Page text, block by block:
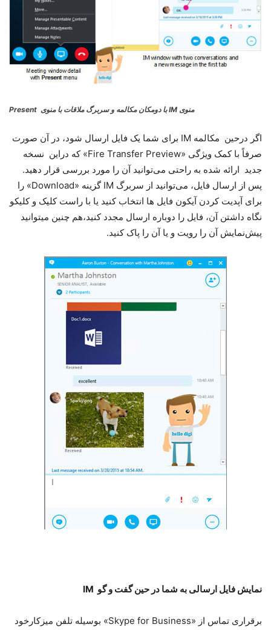
منوی IM با دومکان مکالمه و سربرگ ملاقات با منوی Present
اگر درحین مکالمه IM برای شما یک فایل ارسال شود، در آن صورت
صرفاً با کمک ویژگی «Fire Transfer Preview» که دراین نسخه
جدید ارائه شده به راحتی می‌توانید آن را مورد بررسی قرار دهید.
پس از ارسال فایل، می‌توانید از سربرگ IM گزینه «Download» را
برای آپدیت کردن آیکون فایل ها انتخاب کنید یا با راست ‌کلیک و کلیکو
نگاه داشتن آن، فایل را دوباره ارسال مجدد کنید،هم چنین میتوانید
پیش‌نمایش آن را رویت و یا آن را پاک کنید.
نمایش فایل ارسالی به شما در حین گفت و گو IM
برقراری تماس از «Skype for Business» بوسیله تلفن میزکارخود